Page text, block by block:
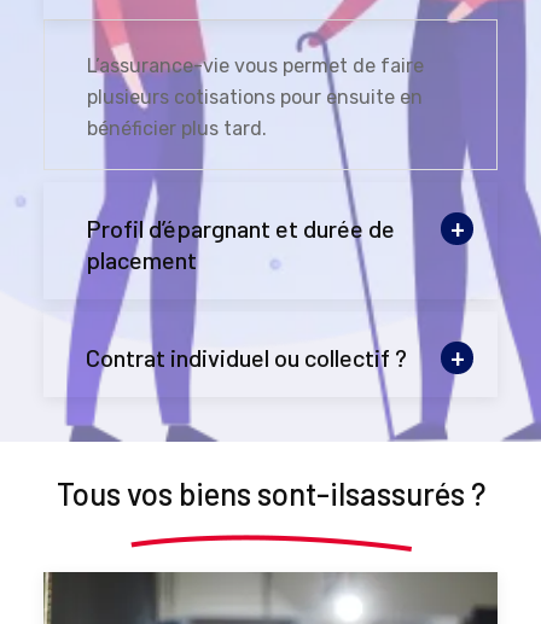
L’assurance-vie vous permet de faire
plusieurs cotisations pour ensuite en
bénéficier plus tard.
Profil d’épargnant et durée de
placement
Contrat individuel ou collectif ?
Tous vos biens sont-ilsassurés ?